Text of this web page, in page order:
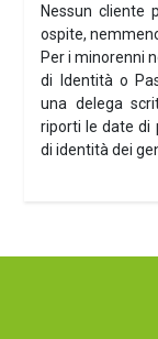
Nessun cliente
ospite,
Per i minorenni
di Identità o
una delega
riporti le date di
di identità dei